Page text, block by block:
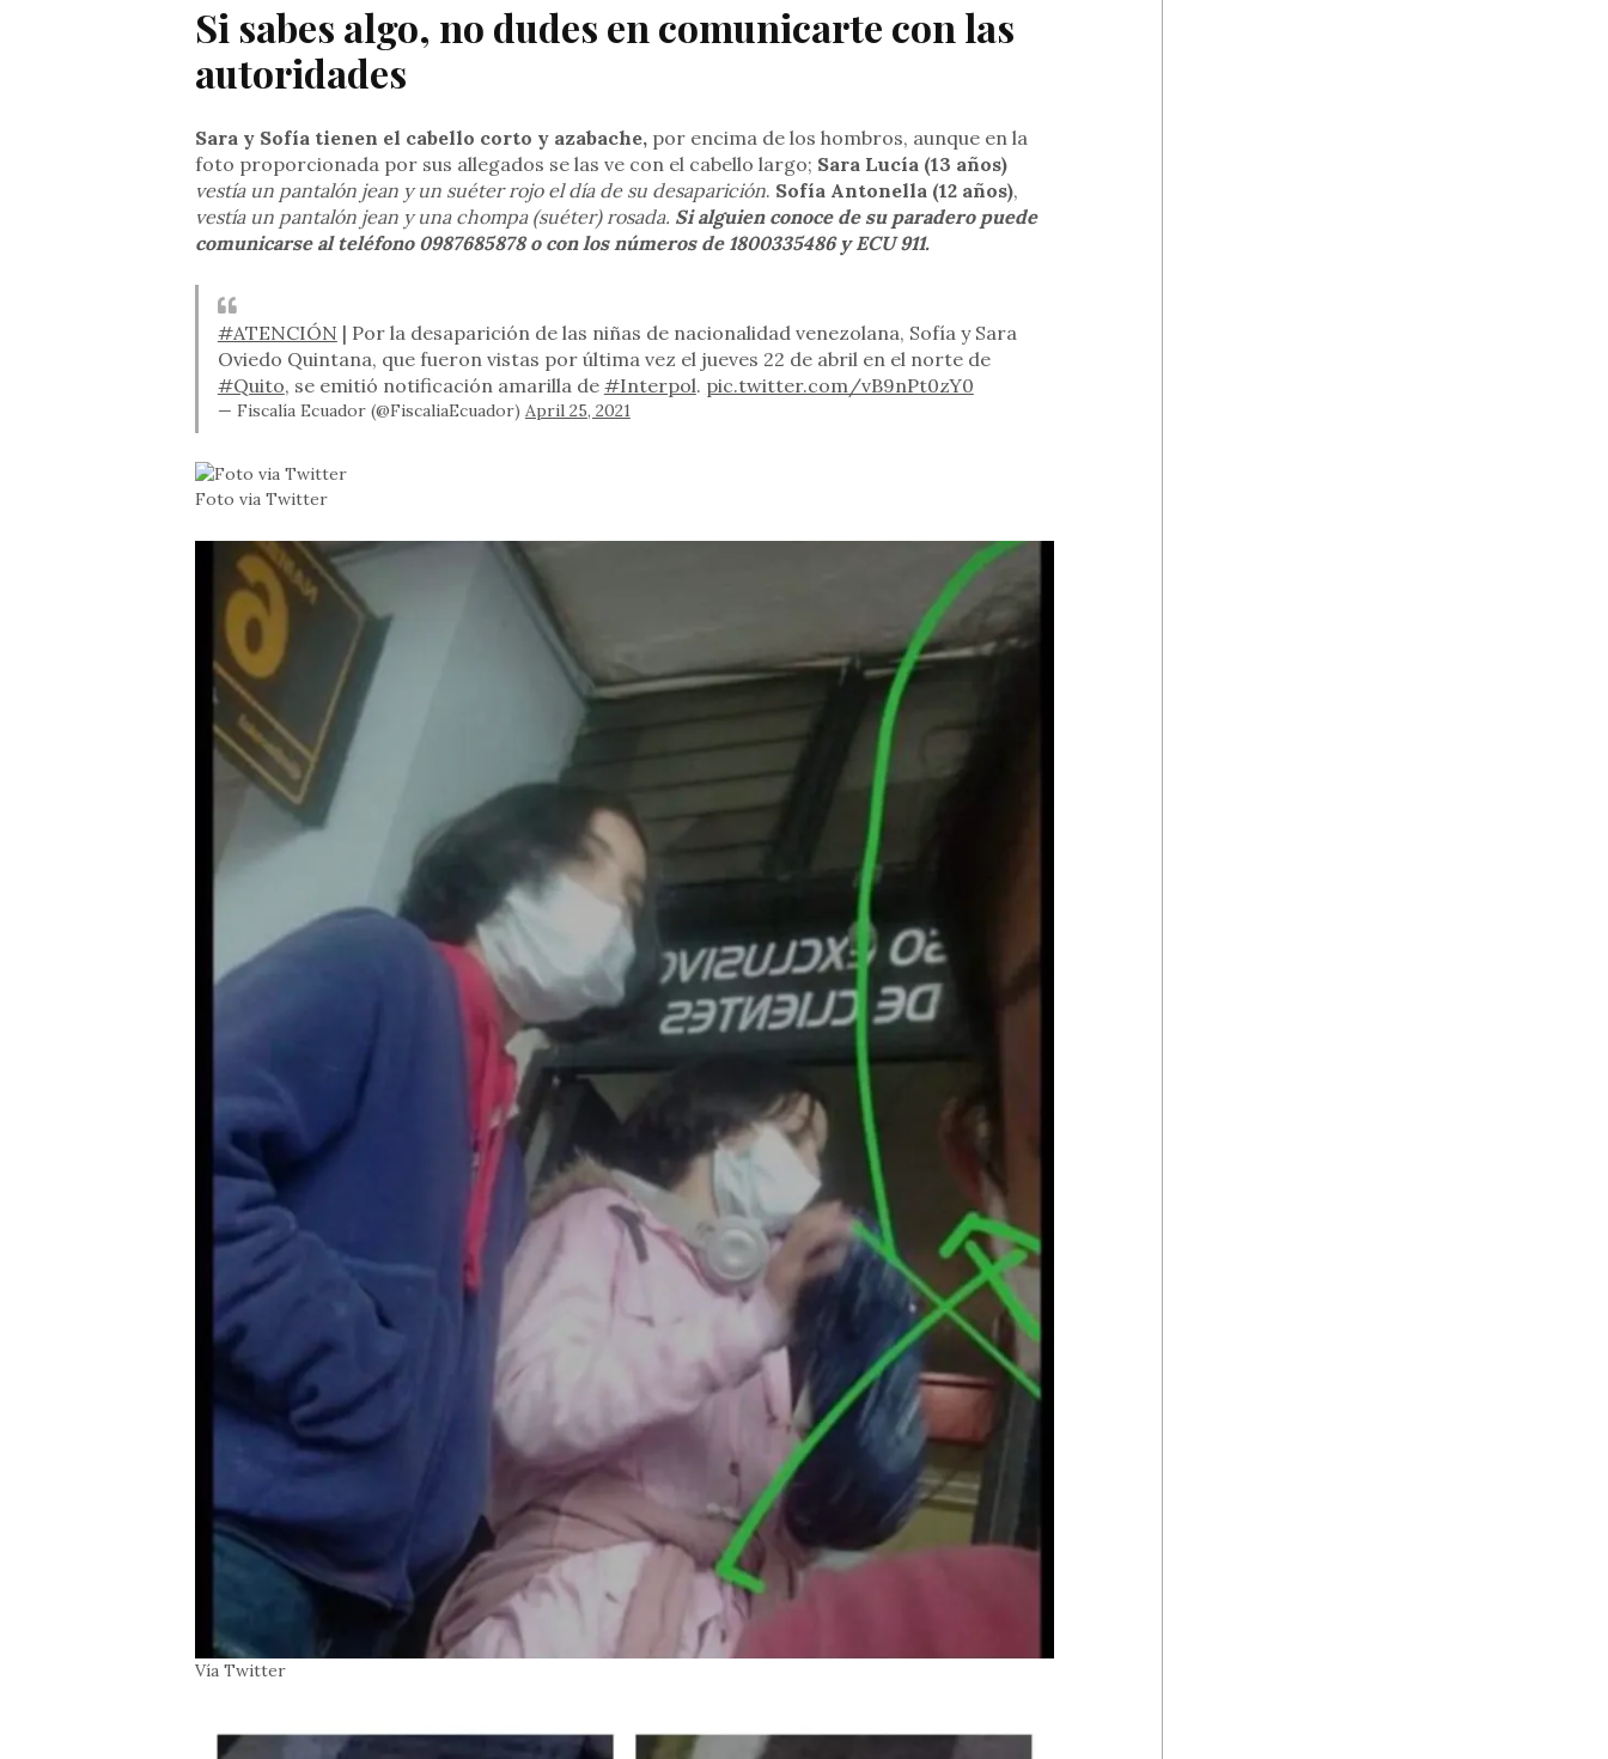
Si sabes algo, no dudes en comunicarte con las
autoridades
Sara y Sofía tienen el cabello corto y azabache,por encima de los hombros, aunque en la
foto proporcionada por sus allegados se las ve con el cabello largo; Sara Lucía (13 años)
vestía un pantalón jean y un suéter rojo el día de su desaparición. Sofía Antonella (12 años),
vestía un pantalón jean y una chompa (suéter) rosada. Si alguien conoce de su paradero puede
comunicarse al teléfono 0987685878 o con los números de 1800335486 y ECU 911.
#ATENCIÓN | Por la desaparición de las niñas de nacionalidad venezolana, Sofía y Sara
Oviedo Quintana, que fueron vistas por última vez el jueves 22 de abril en el norte de
#Quito, se emitió notificación amarilla de #Interpol. pic.twitter.com/vB9nPt0zY0
— Fiscalía Ecuador (@FiscaliaEcuador) April 25, 2021
Foto via Twitter
Vía Twitter